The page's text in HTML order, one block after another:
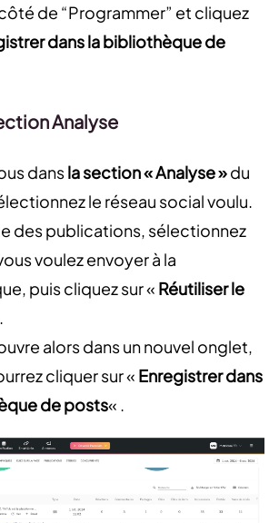
de “Programmer” et cliquez
dans la bibliothèque de
Analyse
dansla section « Analyse »du
le réseau social voulu.
des publications, sélectionnez
voulez envoyer à la
puis cliquez sur « Réutiliser le
alors dans un nouvel onglet,
cliquer sur « Enregistrer dans
de posts« .